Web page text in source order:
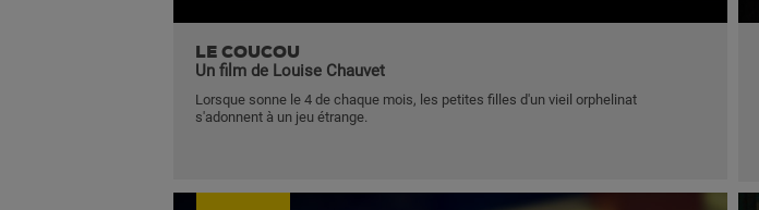
LE COUCOU
Un film de Louise Chauvet
Lorsque sonne le 4 de chaque mois, les petites filles d'un vieil orphelinat
s'adonnent à un jeu étrange.